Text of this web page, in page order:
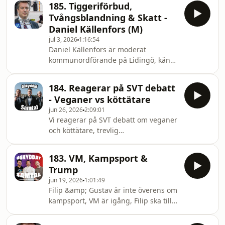
ville att den skulle komma i
början.Boka för bövelen in 1:a augu
kritik för undermålig rapportering om
detta. Trump har i ren &amp; skär
korruptions-anda raderat ett rött kort
i fotbolls VM. Viktor &amp; Filip har
varit i USA. Gustav berättar den
sorgliga historien om Henry Nowak
&amp; den engelska polisens
agerande som fått ma
185. Tiggeriförbud,
Tvångsblandning & Skatt -
Daniel Källenfors (M)
jul 3, 2026 1:16:54
Daniel Källenfors är moderat
kommunordförande på Lidingö, känd
kommunpolitik. Han var först i Sverige
med att förbjuda tiggeri på Lidingö. Vi
pratar om det men också om gated
communitys, tvångsblandning,
skatter &amp; mycket annat.Daniel
har kritiserats för ett polariserande
tonläge men också uppskattats av
många för sin r
184. Reagerar på SVT debatt
- Veganer vs köttätare
jun 26, 20262:09:01
Vi reagerar på SVT debatt om veganer
och köttätare, trevlig
lyssning!Gustav:https://www.instagram.com/
acast.com/privacy for more
information.
183. VM, Kampsport &
Trump
jun 19, 2026 1:01:49
Filip &amp; Gustav är inte överens om
kampsport, VM är igång, Filip ska till